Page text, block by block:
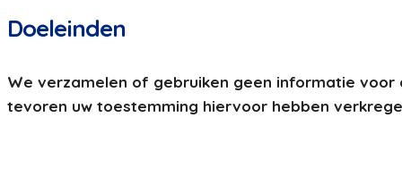
Doeleinden
We verzamelen of gebruiken geen informatie
tevoren uw toestemming hiervoor hebben